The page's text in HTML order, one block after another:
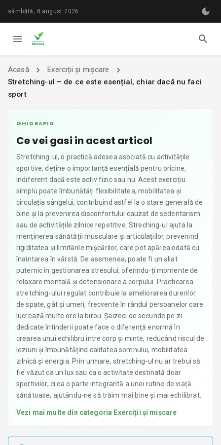
sâmbătă, 8 august 2026
Acasă
Exerciții și mișcare
Stretching-ul – de ce este esențial, chiar dacă nu faci
sport
GHID RAPID
Ce vei gasi in acest articol
Stretching-ul, o practică adesea asociată cu activitățile
sportive, deține o importanță esențială pentru oricine,
indiferent dacă este activ fizic sau nu. Acest exercițiu
simplu poate îmbunătăți flexibilitatea, mobilitatea și
circulația sângelui, contribuind astfel la o stare generală de
bine și la prevenirea disconfortului cauzat de sedentarism
sau de activitățile zilnice repetitive. Streching-ul ajută la
menținerea sănătății musculare și articulațiilor, prevenind
rigiditatea și limitările mișcărilor, care pot apărea odată cu
înaintarea în vârstă. De asemenea, poate fi un aliat
puternic în gestionarea stresului, oferindu-ți momente de
relaxare mentală și detensionare a corpului. Practicarea
stretching-ului regulat contribuie la ameliorarea durerilor
de spate, gât și umeri, frecvente în rândul persoanelor care
lucrează multe ore la birou. Șaizeci de secunde pe zi
dedicate întinderii poate face o diferență enormă în
crearea unui echilibru între corp și minte, reducând riscul de
leziuni și îmbunătățind calitatea somnului, mobilitatea
zilnică și energia. Prin urmare, stretching-ul nu ar trebui să
fie văzut ca un lux sau ca o activitate destinată doar
sportivilor, ci ca o parte integrantă a unei rutine de viață
sănătoase, ajutându-ne să trăim mai bine și mai echilibrat.
Vezi mai multe din categoria Exerciții și mișcare